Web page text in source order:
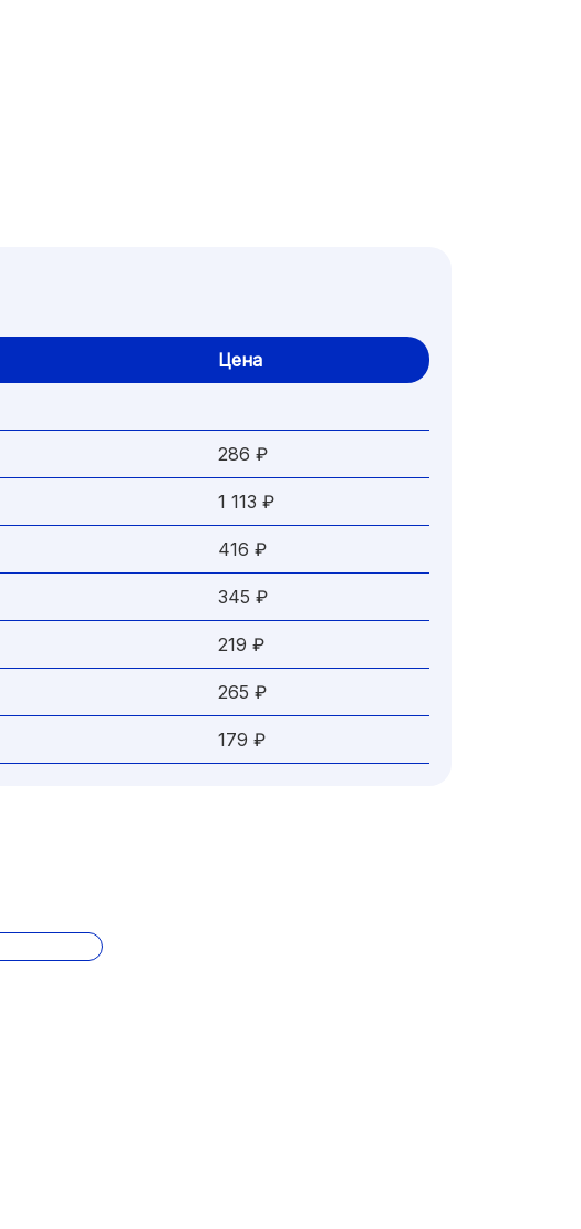
Цена
286 ₽
1 113 ₽
416 ₽
345 ₽
219 ₽
265 ₽
179 ₽